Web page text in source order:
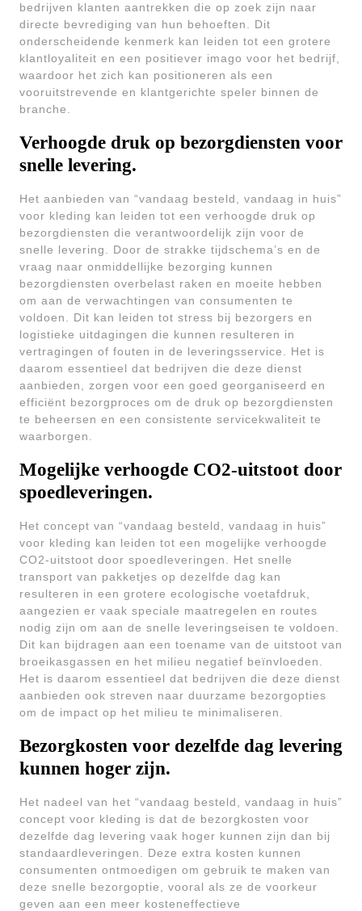
bedrijven klanten aantrekken die op zoek zijn naar
directe bevrediging van hun behoeften. Dit
onderscheidende kenmerk kan leiden tot een grotere
klantloyaliteit en een positiever imago voor het bedrijf,
waardoor het zich kan positioneren als een
vooruitstrevende en klantgerichte speler binnen de
branche.
Verhoogde druk op bezorgdiensten voor
snelle levering.
Het aanbieden van “vandaag besteld, vandaag in huis”
voor kleding kan leiden tot een verhoogde druk op
bezorgdiensten die verantwoordelijk zijn voor de
snelle levering. Door de strakke tijdschema’s en de
vraag naar onmiddellijke bezorging kunnen
bezorgdiensten overbelast raken en moeite hebben
om aan de verwachtingen van consumenten te
voldoen. Dit kan leiden tot stress bij bezorgers en
logistieke uitdagingen die kunnen resulteren in
vertragingen of fouten in de leveringsservice. Het is
daarom essentieel dat bedrijven die deze dienst
aanbieden, zorgen voor een goed georganiseerd en
efficiënt bezorgproces om de druk op bezorgdiensten
te beheersen en een consistente servicekwaliteit te
waarborgen.
Mogelijke verhoogde CO2-uitstoot door
spoedleveringen.
Het concept van “vandaag besteld, vandaag in huis”
voor kleding kan leiden tot een mogelijke verhoogde
CO2-uitstoot door spoedleveringen. Het snelle
transport van pakketjes op dezelfde dag kan
resulteren in een grotere ecologische voetafdruk,
aangezien er vaak speciale maatregelen en routes
nodig zijn om aan de snelle leveringseisen te voldoen.
Dit kan bijdragen aan een toename van de uitstoot van
broeikasgassen en het milieu negatief beïnvloeden.
Het is daarom essentieel dat bedrijven die deze dienst
aanbieden ook streven naar duurzame bezorgopties
om de impact op het milieu te minimaliseren.
Bezorgkosten voor dezelfde dag levering
kunnen hoger zijn.
Het nadeel van het “vandaag besteld, vandaag in huis”
concept voor kleding is dat de bezorgkosten voor
dezelfde dag levering vaak hoger kunnen zijn dan bij
standaardleveringen. Deze extra kosten kunnen
consumenten ontmoedigen om gebruik te maken van
deze snelle bezorgoptie, vooral als ze de voorkeur
geven aan een meer kosteneffectieve